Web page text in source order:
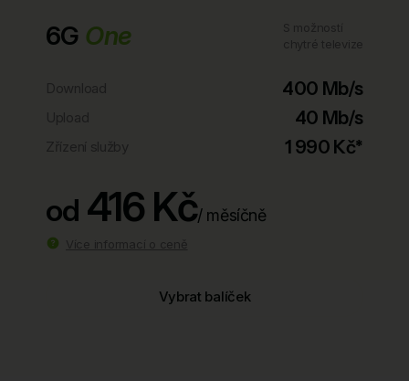
6G One
400 Mb/s
40 Mb/s
1 990 Kč*
od 416 Kč/ měsíčně
Vybrat balíček